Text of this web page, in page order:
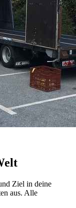
Ziel in deine
aus. Alle